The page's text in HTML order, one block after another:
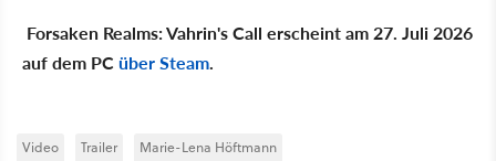
Forsaken Realms: Vahrin's Call erscheint am 27. Juli 2026
auf dem PC über Steam.
Video Trailer
Marie-Lena Höftmann